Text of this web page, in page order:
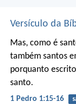
Versículo da
Mas, como é
também santos
porquanto
santo.
1 Pedro 1:15-16